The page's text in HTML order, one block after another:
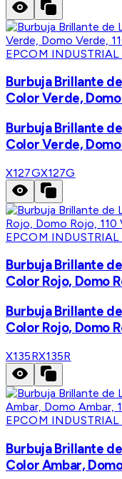
EPCOM
Burbuja Brillante
Color Verde,
Burbuja Brillante
Color Verde,
X127GX127G
EPCOM
Burbuja Brillante
Color Rojo, Domo
Burbuja Brillante
Color Rojo, Domo
X135RX135R
EPCOM
Burbuja Brillante
Color Ambar,